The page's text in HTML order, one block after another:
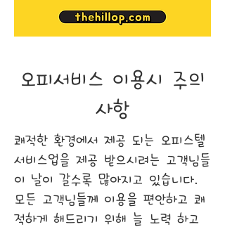
오피서비스 이용시 주의
사항
쾌적한 환경에서 제공 되는 오피스텔
서비스업을 제공 받으시려는 고객님들
이 날이 갈수록 많아지고 있습니다.
모든 고객님들께 이용을 편안하고 쾌
적하게 해드리기 위해 늘 노력 하고